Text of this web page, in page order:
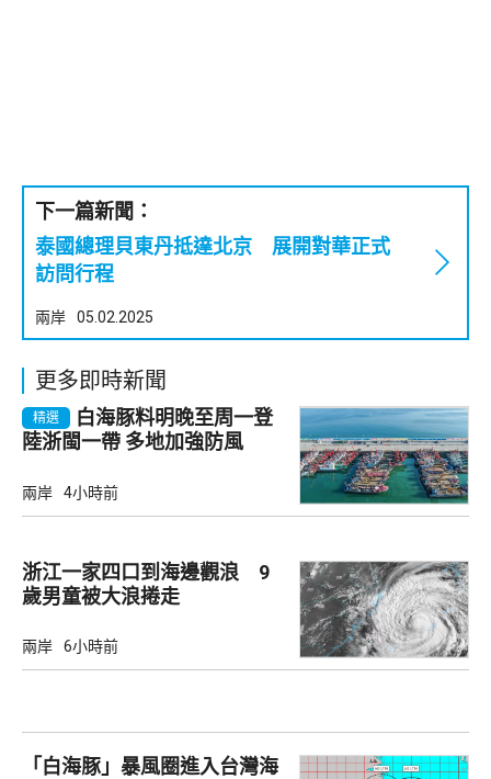
下一篇新聞：
泰國總理貝東丹抵達北京 展開對華正式
訪問行程
兩岸 05.02.2025
更多即時新聞
精選
白海豚料明晚至周一登
陸浙閩一帶 多地加強防風
兩岸 4小時前
浙江一家四口到海邊觀浪 9
歲男童被大浪捲走
兩岸 6小時前
「白海豚」暴風圈進入台灣海